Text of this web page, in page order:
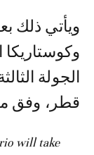
ويأتي ذلك
الجولة
قطر، وفق ما
will take